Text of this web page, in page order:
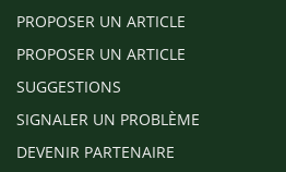
PROPOSER UN ARTICLE
PROPOSER UN ARTICLE
SUGGESTIONS
SIGNALER UN PROBLÈME
DEVENIR PARTENAIRE